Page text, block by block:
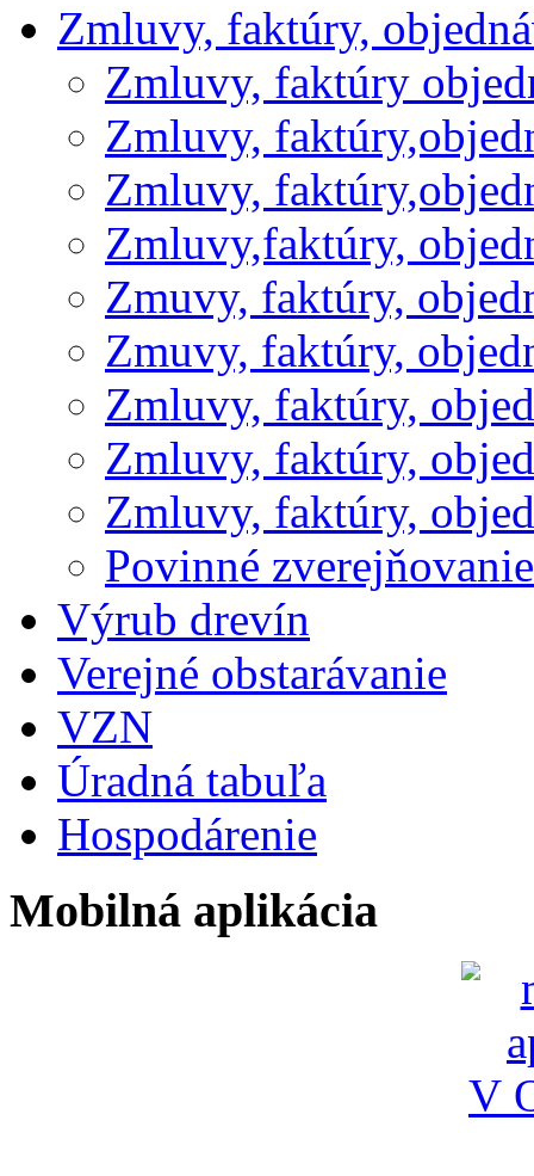
Zmluvy, faktúry,
Zmluvy, faktúry
Zmluvy,
Zmluvy,
Zmluvy,faktúry,
Zmuvy, faktúry,
Zmuvy, faktúry,
Zmluvy, faktúry,
Zmluvy, faktúry,
Zmluvy, faktúry,
Povinné
Výrub drevín
Verejné obstarávanie
VZN
Úradná tabuľa
Hospodárenie
Mobilná aplikácia